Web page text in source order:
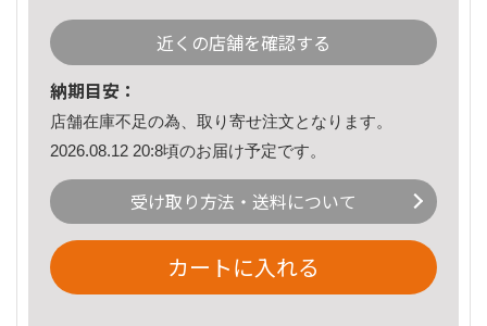
近くの店舗を確認する
納期目安：
店舗在庫不足の為、取り寄せ注文となります。
2026.08.12 20:8頃のお届け予定です。
受け取り方法・送料について
カートに入れる